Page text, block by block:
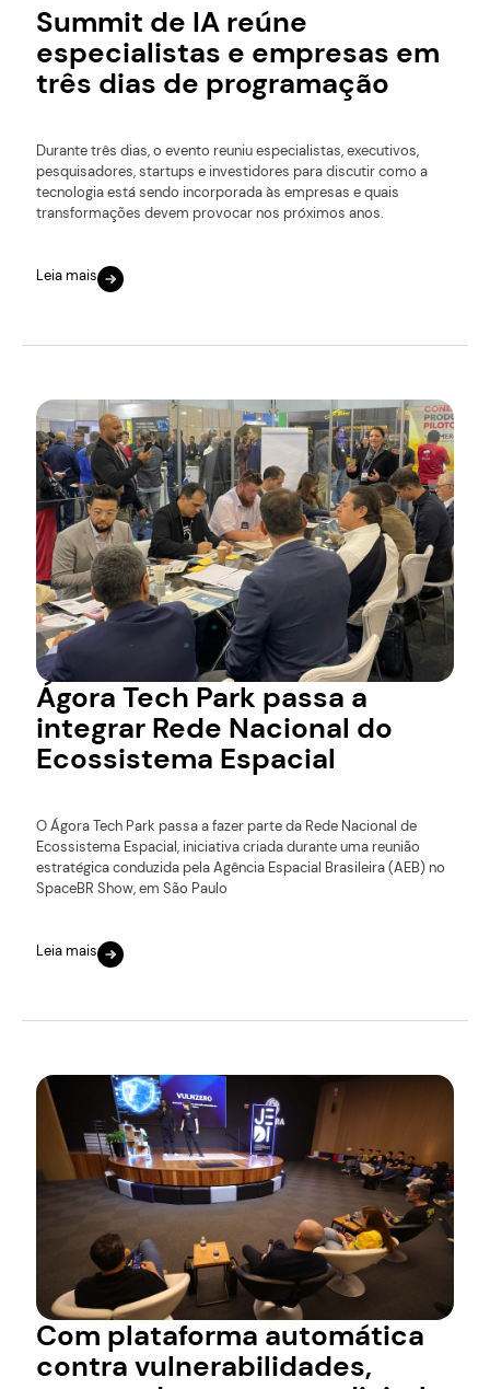
Summit de IA reúne
especialistas e empresas em
três dias de programação
Durante três dias, o evento reuniu especialistas, executivos,
pesquisadores, startups e investidores para discutir como a
tecnologia está sendo incorporada às empresas e quais
transformações devem provocar nos próximos anos.
Leia mais
Ágora Tech Park passa a
integrar Rede Nacional do
Ecossistema Espacial
O Ágora Tech Park passa a fazer parte da Rede Nacional de
Ecossistema Espacial, iniciativa criada durante uma reunião
estratégica conduzida pela Agência Espacial Brasileira (AEB) no
SpaceBR Show, em São Paulo
Leia mais
Com plataforma automática
contra vulnerabilidades,